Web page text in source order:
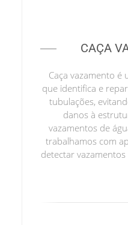
CAÇA
Caça vazamento é
que identifica e
tubulações,
danos à
vazamentos de
trabalhamos com
detectar